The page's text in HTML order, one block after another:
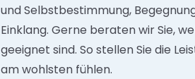
und Selbstbestimmung,
Einklang. Gerne beraten wir Sie,
geeignet sind. So stellen Sie die
am wohlsten fühlen.